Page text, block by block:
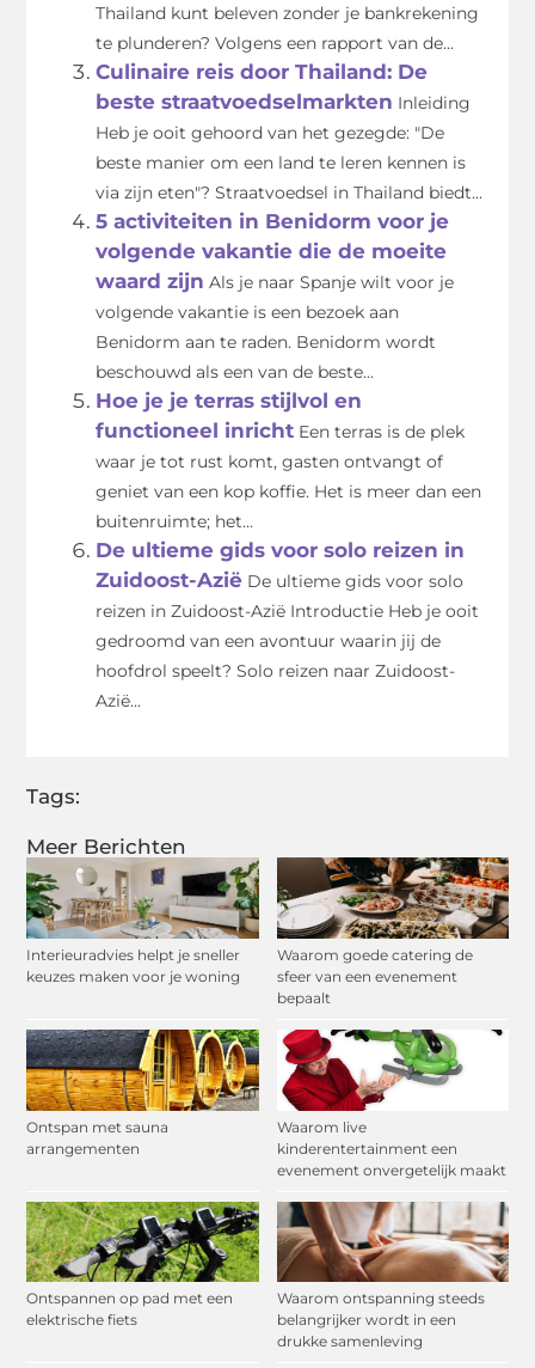
Meer Berichten
Interieuradvies helpt je sneller
keuzes maken voor je woning
Waarom goede catering de
sfeer van een evenement
bepaalt
Ontspan met sauna
arrangementen
Waarom live
kinderentertainment een
evenement onvergetelijk maakt
Ontspannen op pad met een
elektrische fiets
Waarom ontspanning steeds
belangrijker wordt in een
drukke samenleving
Thailand kunt beleven zonder je bankrekening
te plunderen? Volgens een rapport van de...
Culinaire reis door Thailand: De
beste straatvoedselmarkten Inleiding
Heb je ooit gehoord van het gezegde: "De
beste manier om een land te leren kennen is
via zijn eten"? Straatvoedsel in Thailand biedt...
5 activiteiten in Benidorm voor je
volgende vakantie die de moeite
waard zijn Als je naar Spanje wilt voor je
volgende vakantie is een bezoek aan
Benidorm aan te raden. Benidorm wordt
beschouwd als een van de beste...
Hoe je je terras stijlvol en
functioneel inricht Een terras is de plek
waar je tot rust komt, gasten ontvangt of
geniet van een kop koffie. Het is meer dan een
buitenruimte; het...
De ultieme gids voor solo reizen in
Zuidoost-Azië De ultieme gids voor solo
reizen in Zuidoost-Azië Introductie Heb je ooit
gedroomd van een avontuur waarin jij de
hoofdrol speelt? Solo reizen naar Zuidoost-
Azië...
Tags: